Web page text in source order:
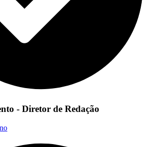
- Diretor de Redação